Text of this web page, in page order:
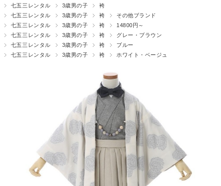
七五三レンタル
3歳男の子
袴
七五三レンタル
3歳男の子 袴
その他ブランド
七五三レンタル
3歳男の子 袴
14800円～
七五三レンタル
3歳男の子 袴
グレー・ブラウン
七五三レンタル
3歳男の子 袴
ブルー
七五三レンタル
3歳男の子 袴 ホワイト・ベージュ